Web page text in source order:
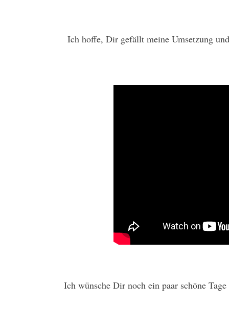
Ich hoffe, Dir gefällt meine Umsetzung
Ich wünsche Dir noch ein paar schöne